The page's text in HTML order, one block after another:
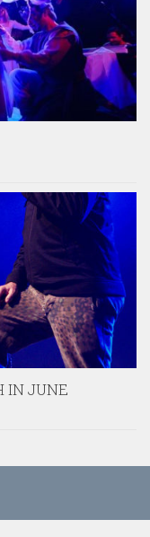
IN JUNE